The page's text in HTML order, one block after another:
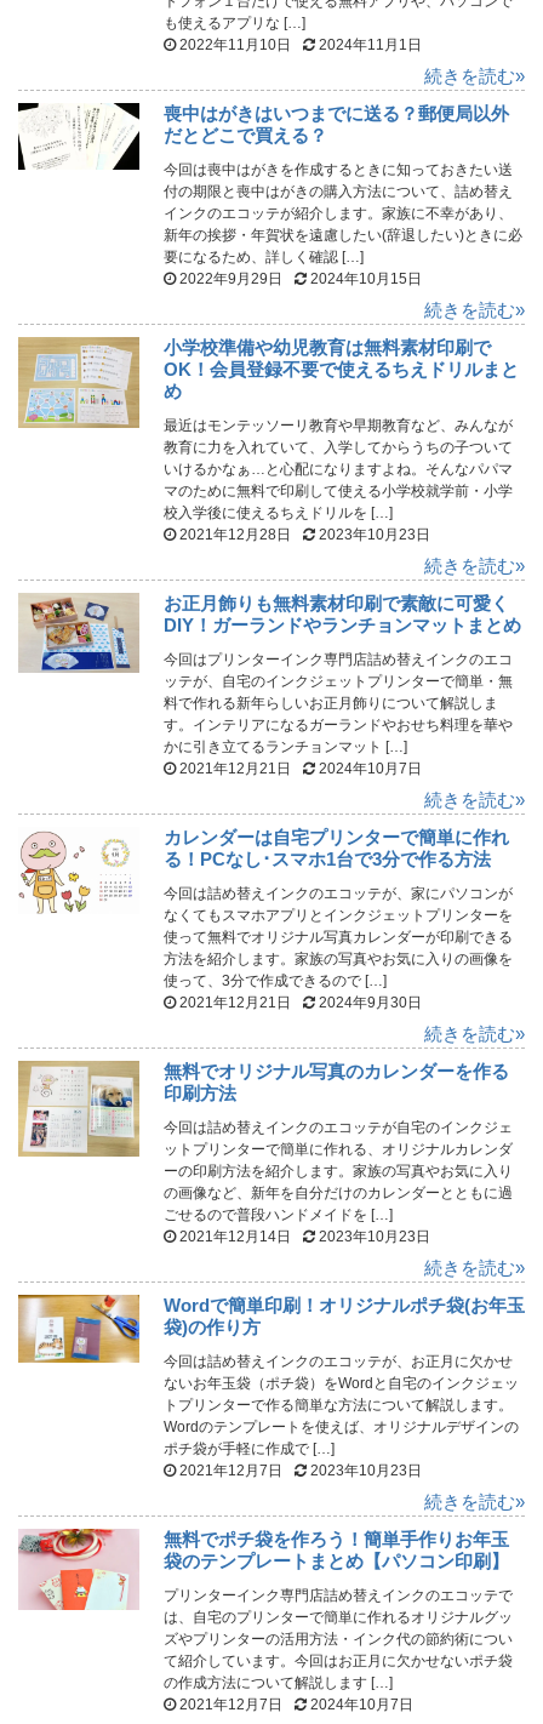
も使えるアプリな […]
2022年11月10日
2024年11月1日
続きを読む»
喪中はがきはいつまでに送る？郵便局以外
だとどこで買える？
今回は喪中はがきを作成するときに知っておきたい送
付の期限と喪中はがきの購入方法について、詰め替え
インクのエコッテが紹介します。家族に不幸があり、
新年の挨拶・年賀状を遠慮したい(辞退したい)ときに必
要になるため、詳しく確認 […]
2022年9月29日
2024年10月15日
続きを読む»
小学校準備や幼児教育は無料素材印刷で
OK！会員登録不要で使えるちえドリルまと
め
最近はモンテッソーリ教育や早期教育など、みんなが
教育に力を入れていて、入学してからうちの子ついて
いけるかなぁ…と心配になりますよね。そんなパパマ
マのために無料で印刷して使える小学校就学前・小学
校入学後に使えるちえドリルを […]
2021年12月28日
2023年10月23日
続きを読む»
お正月飾りも無料素材印刷で素敵に可愛く
DIY！ガーランドやランチョンマットまとめ
今回はプリンターインク専門店詰め替えインクのエコ
ッテが、自宅のインクジェットプリンターで簡単・無
料で作れる新年らしいお正月飾りについて解説しま
す。インテリアになるガーランドやおせち料理を華や
かに引き立てるランチョンマット […]
2021年12月21日
2024年10月7日
続きを読む»
カレンダーは自宅プリンターで簡単に作れ
る！PCなし･スマホ1台で3分で作る方法
今回は詰め替えインクのエコッテが、家にパソコンが
なくてもスマホアプリとインクジェットプリンターを
使って無料でオリジナル写真カレンダーが印刷できる
方法を紹介します。家族の写真やお気に入りの画像を
使って、3分で作成できるので […]
2021年12月21日
2024年9月30日
続きを読む»
無料でオリジナル写真のカレンダーを作る
印刷方法
今回は詰め替えインクのエコッテが自宅のインクジェ
ットプリンターで簡単に作れる、オリジナルカレンダ
ーの印刷方法を紹介します。家族の写真やお気に入り
の画像など、新年を自分だけのカレンダーとともに過
ごせるので普段ハンドメイドを […]
2021年12月14日
2023年10月23日
続きを読む»
Wordで簡単印刷！オリジナルポチ袋(お年玉
袋)の作り方
今回は詰め替えインクのエコッテが、お正月に欠かせ
ないお年玉袋（ポチ袋）をWordと自宅のインクジェッ
トプリンターで作る簡単な方法について解説します。
Wordのテンプレートを使えば、オリジナルデザインの
ポチ袋が手軽に作成で […]
2021年12月7日
2023年10月23日
続きを読む»
無料でポチ袋を作ろう！簡単手作りお年玉
袋のテンプレートまとめ【パソコン印刷】
プリンターインク専門店詰め替えインクのエコッテで
は、自宅のプリンターで簡単に作れるオリジナルグッ
ズやプリンターの活用方法・インク代の節約術につい
て紹介しています。今回はお正月に欠かせないポチ袋
の作成方法について解説します […]
2021年12月7日
2024年10月7日